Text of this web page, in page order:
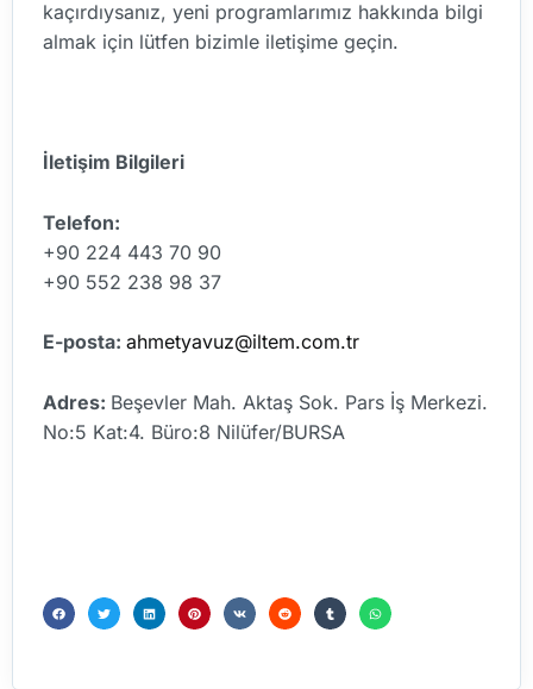
kaçırdıysanız, yeni programlarımız hakkında bilgi
almak için lütfen bizimle iletişime geçin.
İletişim Bilgileri
Telefon:
+90 224 443 70 90
+90 552 238 98 37
E-posta: ahmetyavuz@iltem.com.tr
Adres: Beşevler Mah. Aktaş Sok. Pars İş Merkezi.
No:5 Kat:4. Büro:8 Nilüfer/BURSA